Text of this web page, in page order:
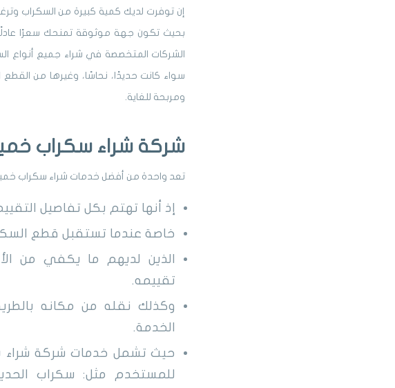
إن توفرت لديك كمية كبيرة من السكراب
بحيث تكون جهة موثوقة تمنحك سعرًا
الشركات المتخصصة في شراء جميع أنواع
سواء كانت حديدًا، نحاسًا، وغيرها من القطع
ومربحة للغاية.
شركة شراء سكراب
تعد واحدة من أفضل خدمات شراء سكراب
إذ أنها تهتم بكل تفاصيل
خاصة عندما تستقبل قطع
الذين لديهم ما يكفي من
تقييمه.
وكذلك نقله من مكانه
الخدمة.
حيث تشمل خدمات شركة شراء
للمستخدم مثل: سكراب